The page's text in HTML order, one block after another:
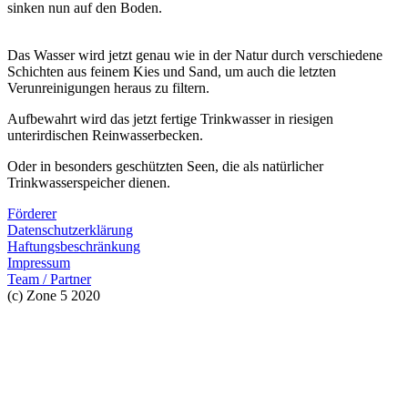
sinken nun auf den Boden.
Das Wasser wird jetzt genau wie in der Natur durch verschiedene
Schichten aus feinem Kies und Sand, um auch die letzten
Verunreinigungen heraus zu filtern.
Aufbewahrt wird das jetzt fertige Trinkwasser in riesigen
unterirdischen Reinwasserbecken.
Oder in besonders geschützten Seen, die als natürlicher
Trinkwasserspeicher dienen.
Förderer
Datenschutzerklärung
Haftungsbeschränkung
Impressum
Team / Partner
(c) Zone 5 2020